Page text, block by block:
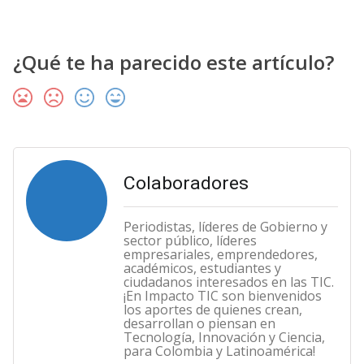
¿Qué te ha parecido este artículo?
Colaboradores
Periodistas, líderes de Gobierno y
sector público, líderes
empresariales, emprendedores,
académicos, estudiantes y
ciudadanos interesados en las TIC.
¡En Impacto TIC son bienvenidos
los aportes de quienes crean,
desarrollan o piensan en
Tecnología, Innovación y Ciencia,
para Colombia y Latinoamérica!